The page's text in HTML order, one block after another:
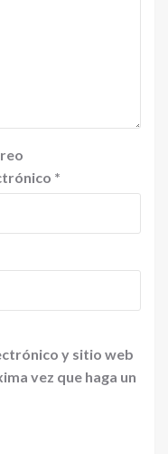
*
y sitio web
vez que haga un